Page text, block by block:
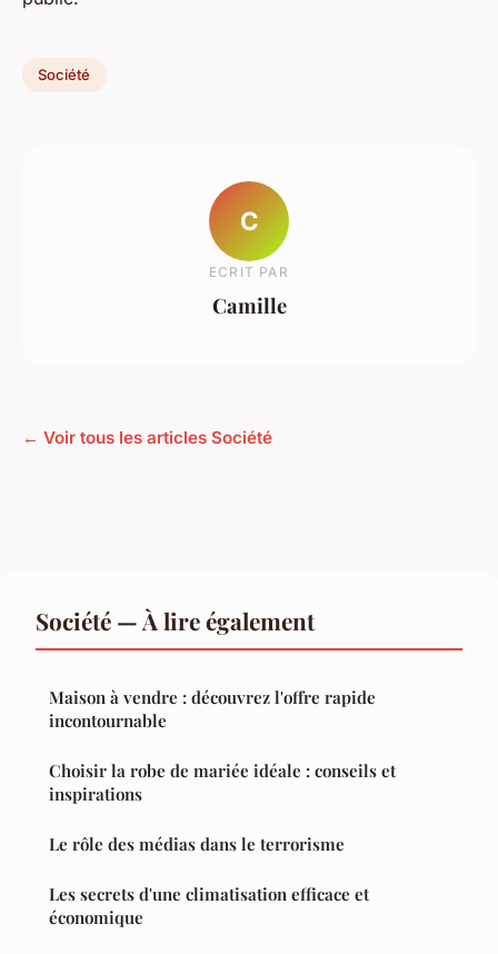
Société
C
ECRIT PAR
Camille
← Voir tous les articles Société
Société — À lire également
Maison à vendre : découvrez l'offre rapide
incontournable
Choisir la robe de mariée idéale : conseils et
inspirations
Le rôle des médias dans le terrorisme
Les secrets d'une climatisation efficace et
économique